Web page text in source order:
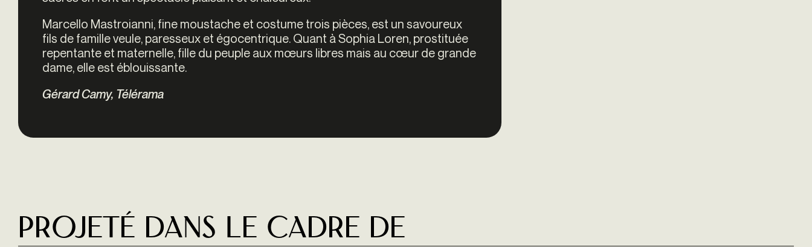
Marcello Mastroianni, fine moustache et costume trois pièces, est un savoureux
fils de famille veule, paresseux et égocentrique. Quant à Sophia Loren, prostituée
repentante et maternelle, fille du peuple aux mœurs libres mais au cœur de grande
dame, elle est éblouissante.
Gérard Camy, Télérama
Projeté dans le cadre de